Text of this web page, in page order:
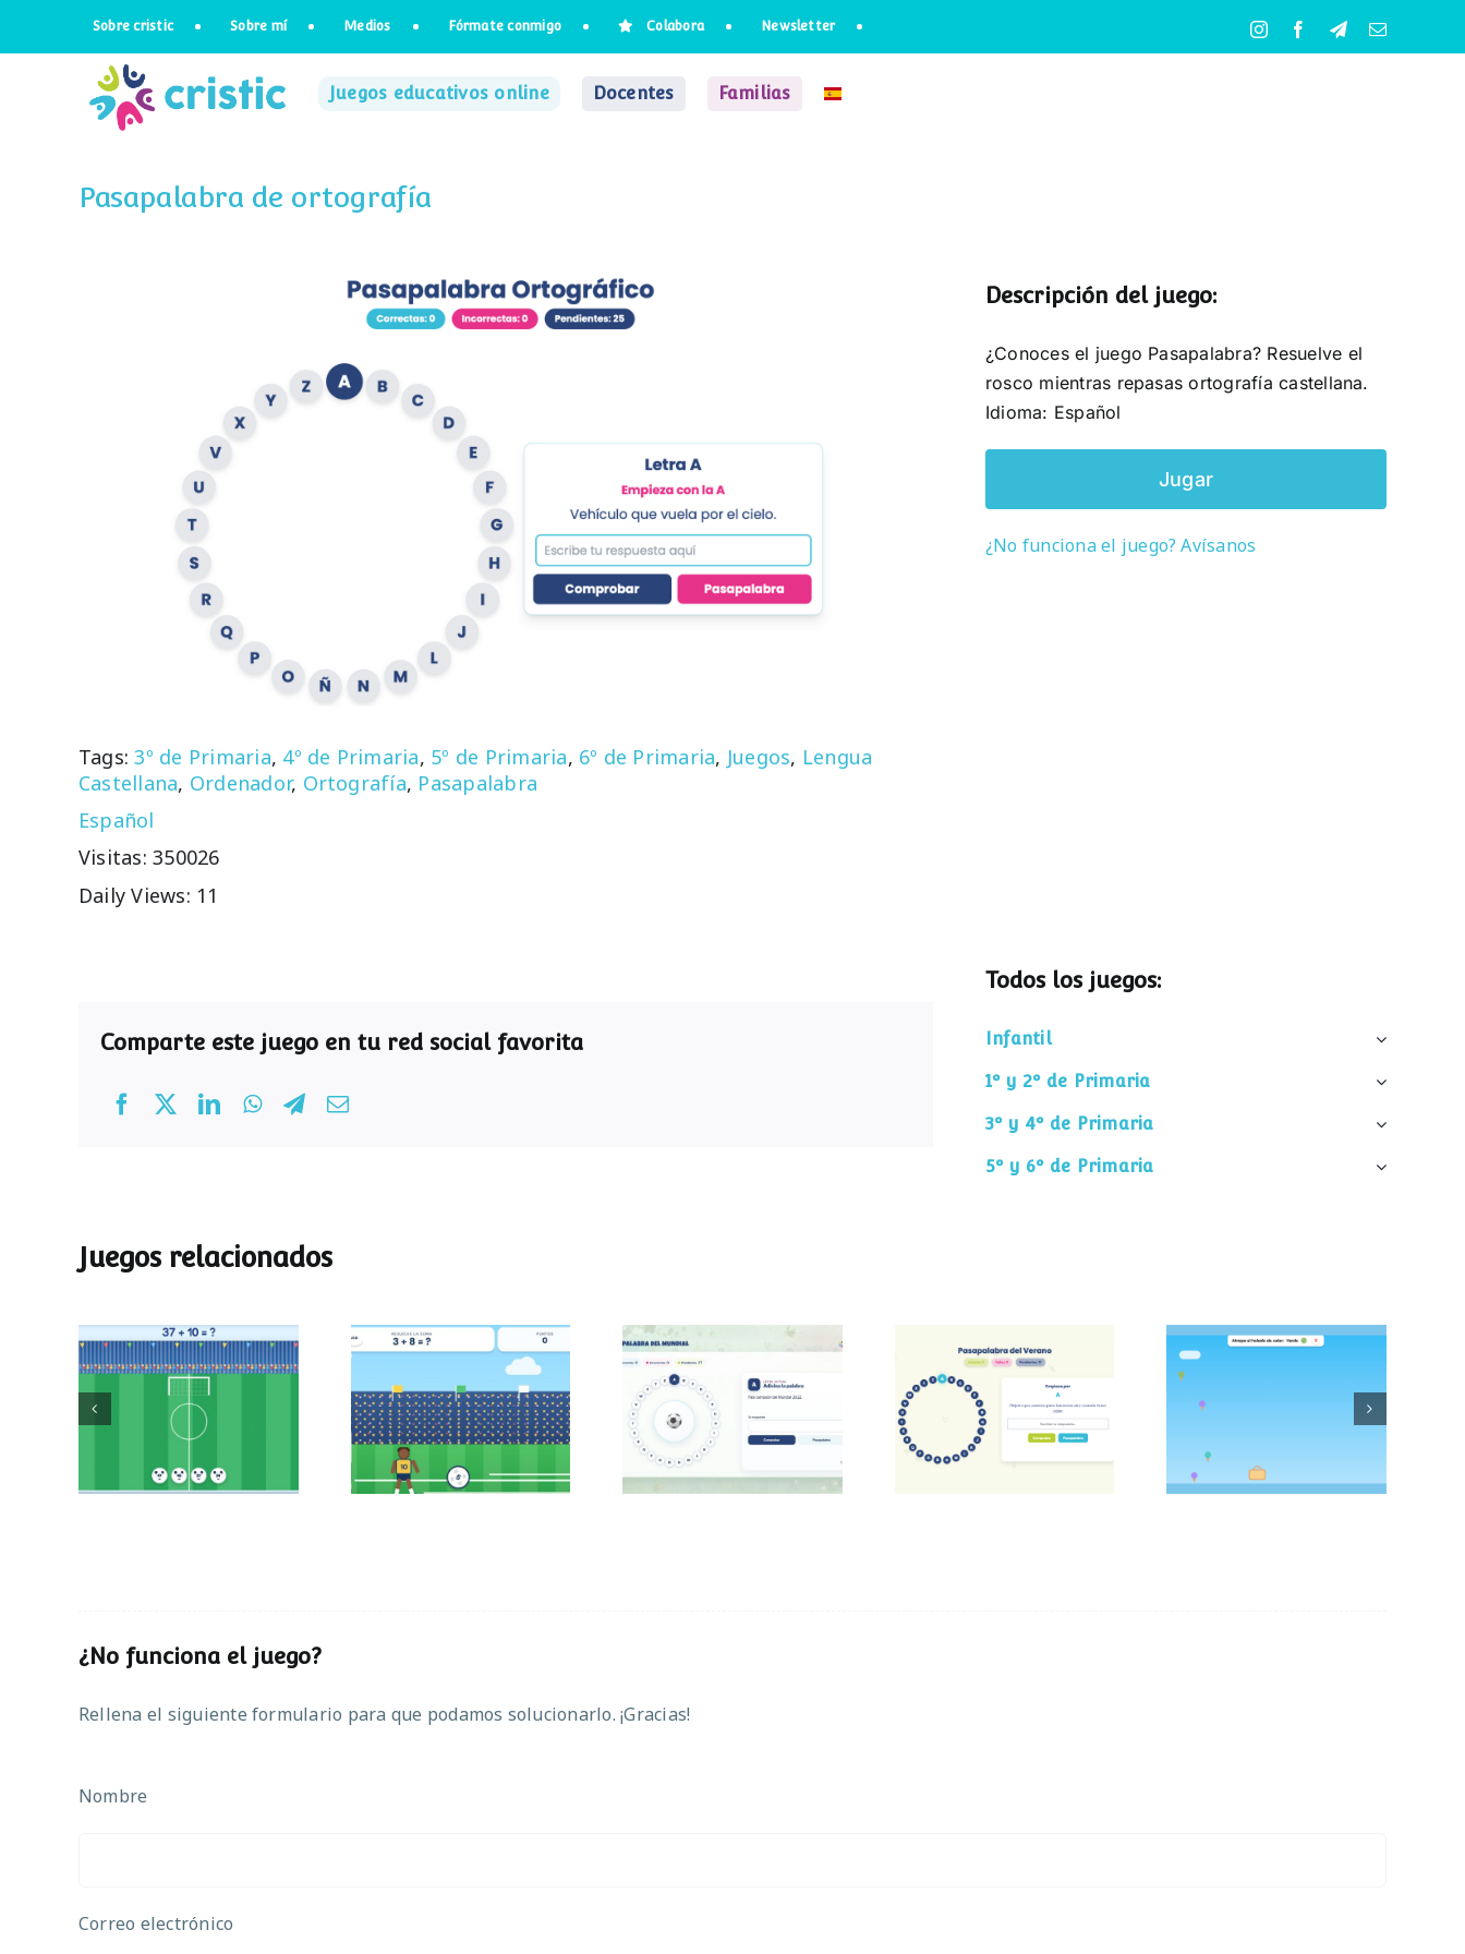
Sobre cristic Sobre mí Medios Fórmate conmigo Colabora Newsletter InstagramFacebookTelegramCorreo
Juegos educativos online Docentes Familias
Pasapalabra de ortografía
Tags:3º de Primaria, 4º de Primaria, 5º de Primaria, 6º de Primaria, Juegos, Lengua
Castellana, Ordenador, Ortografía, Pasapalabra
Español
Visitas: 350026
Daily Views: 11
Descripción del juego:
¿Conoces el juego Pasapalabra? Resuelve el
rosco mientras repasas ortografía castellana.
Idioma: Español
Jugar
¿No funciona el juego? Avísanos
Comparte este juego en tu red social favorita
Todos los juegos:
Infantil
1º y 2º de Primaria
3º y 4º de Primaria
5º y 6º de Primaria
Juegos relacionados
Mundial de
operaciones
Partido de sumas
Pasapalabra del
Mundial
Pasapalabra del
verano
Atrapa el helado
¿No funciona el juego?
Rellena el siguiente formulario para que podamos solucionarlo. ¡Gracias!
Nombre
Correo electrónico